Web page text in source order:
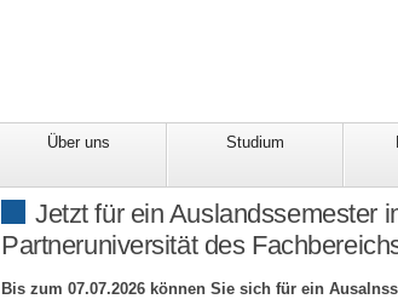
Über uns Studium
Jetzt für ein Auslandssemester
Partneruniversität des
Bis zum 07.07.2026 können Sie sich für ein